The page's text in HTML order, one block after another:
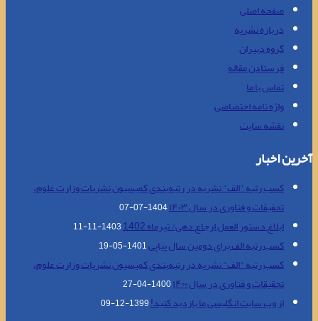
صفحه اصلی
درباره نشریه
گروه دبیران
فرستادن مقاله
تماس با ما
واژه نامه اختصاصی
نقشه سایت
آخرین اخبار
کسب رتبه "الف" نشریه در رتبه‌بندی کمیسیون نشریات وزارت علوم،
تحقیقات و فناوری در سال ۱۴۰۳
1404-07-07
ابلاغ دستور العمل ارجاع دهی/ تیرماه 1402 1403-11-11
کسب رتبه الف برای دومین سال پیاپی1401-05-19
کسب رتبه "الف" نشریه در رتبه‌بندی کمیسیون نشریات وزارت علوم،
تحقیقات و فناوری در سال ۱۴۰۰
1400-04-27
از وب سایت انگلیسی ما بازدید کنید!1399-12-09